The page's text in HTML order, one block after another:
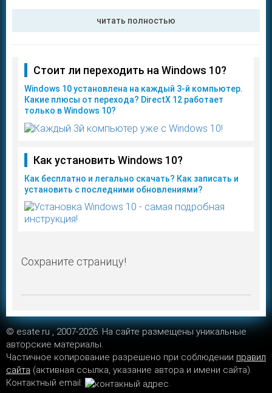
читать полностью
Стоит ли переходить на Windows 10?
Windows 10 установлена на каждый 3-й компьютер.
Какие плюсы от перехода? DirectX 12 работает
только в Windows 10?
Как установить Windows 10?
Как бесплатно и легально скачать? Как записать и
установить с последними обновлениями?
Сохраните страницу!
© esate.ru , 2007-2026. На сайте размещены уникальные
авторские материалы.
Частичное копирование разрешено при соблюдении правил
сайта (активная ссылка, указание автора и имени сайта).
Контактный email:
.